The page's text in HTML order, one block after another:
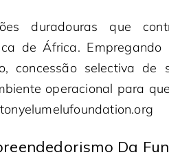
duradouras que
de África.
concessão selectiva de
operacional para
Da